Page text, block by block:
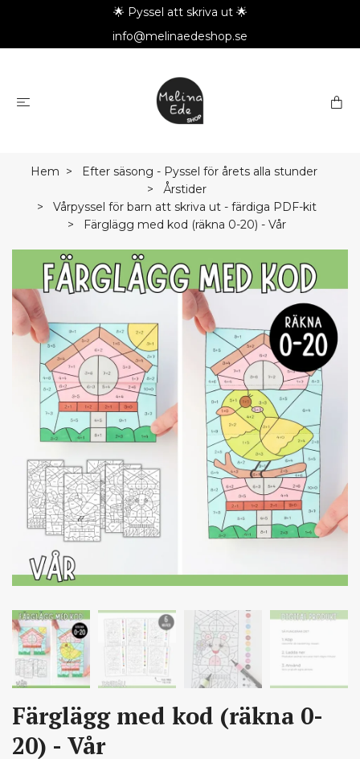
🌟 Pyssel att skriva ut 🌟
info@melinaedeshop.se
Hem
Efter säsong - Pyssel för årets alla stunder
Årstider
Vårpyssel för barn att skriva ut - färdiga PDF-kit
Färglägg med kod (räkna 0-20) - Vår
Färglägg med kod (räkna 0-
20) - Vår